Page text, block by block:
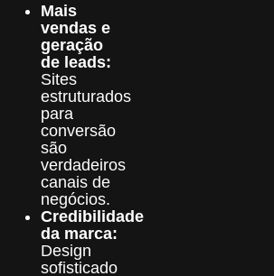
Mais
vendas e
geração
de leads:
Sites
estruturados
para
conversão
são
verdadeiros
canais de
negócios.
Credibilidade
da marca:
Design
sofisticado